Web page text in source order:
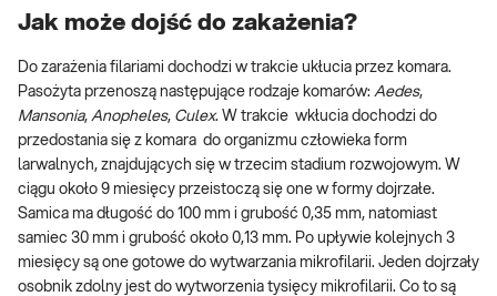
Jak może dojść do zakażenia?
Do zarażenia filariami dochodzi w trakcie ukłucia przez komara.
Pasożyta przenoszą następujące rodzaje komarów: Aedes,
Mansonia, Anopheles, Culex. W trakcie wkłucia dochodzi do
przedostania się z komara do organizmu człowieka form
larwalnych, znajdujących się w trzecim stadium rozwojowym. W
ciągu około 9 miesięcy przeistoczą się one w formy dojrzałe.
Samica ma długość do 100 mm i grubość 0,35 mm, natomiast
samiec 30 mm i grubość około 0,13 mm. Po upływie kolejnych 3
miesięcy są one gotowe do wytwarzania mikrofilarii. Jeden dojrzały
osobnik zdolny jest do wytworzenia tysięcy mikrofilarii. Co to są